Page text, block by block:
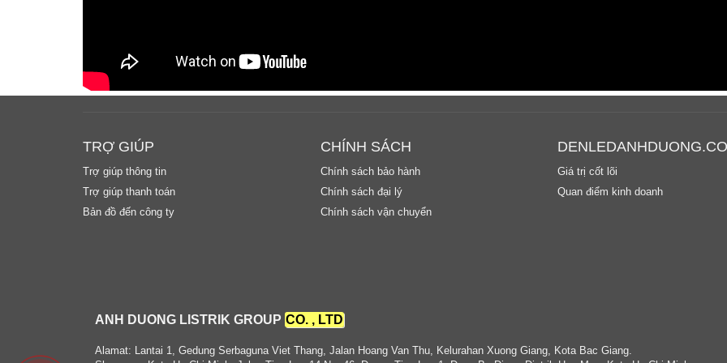
TRỢ GIÚP
Trợ giúp thông tin
Trợ giúp thanh toán
Bản đồ đến công ty
CHÍNH SÁCH
Chính sách bảo hành
Chính sách đại lý
Chính sách vận chuyển
Giá trị cốt lõi
Quan điểm kinh doanh
ANH DUONG LISTRIK GROUP CO. , LTD
Alamat: Lantai 1, Gedung Serbaguna Viet Thang, Jalan Hoang Van Thu, Kelurahan Xuong Giang, Kota Bac Giang.